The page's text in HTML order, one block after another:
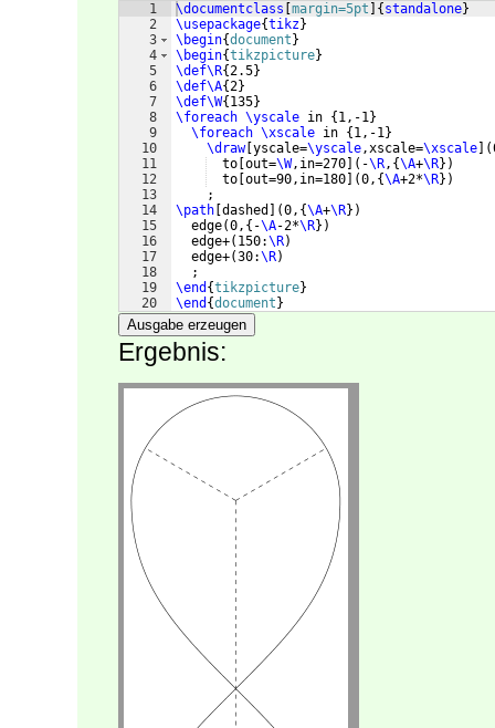
1
2
3
4
5
6
7
8
9
10
11
12
13
14
15
16
17
18
19
20
\documentclass margin=5pt { standalone}
\usepackage{tikz}
\begin{document }
\begin{tikzpicture}
\def\R{2.5}
\def\A{2}
\def\W{ 135}
\foreach \yscale in { 1,-1}
\foreach \xscale in { 1,-1}
\draw[ yscale=\yscale,xscale=\xscale (
  to
out=\W,in=270 ( -\R, {\A+\R})
  to
out=90,in=180 (0, {\A+2*\R})
    ;
\path dashed (0, {\A+\R})
  edge
(0, { -\A-2*\R})
  edge+
( 150:\R)
  edge+
(30:\R)
  ;
\end {tikzpicture}
\end {document }
Ausgabe erzeugen
Ergebnis: